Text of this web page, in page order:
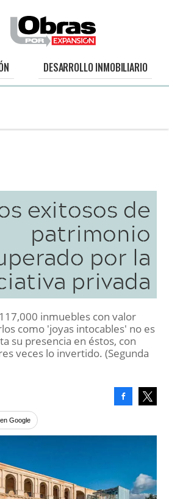
DESARROLLO INMOBILIARIO
exitosos de
patrimonio
por la
privada
inmuebles con valor
como 'joyas intocables' no es
su presencia en éstos, con
veces lo invertido. (Segunda
Google